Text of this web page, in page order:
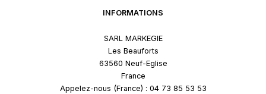
INFORMATIONS
SARL MARKEGIE
Les Beauforts
63560 Neuf-Eglise
France
Appelez-nous (France) : 04 73 85 53 53